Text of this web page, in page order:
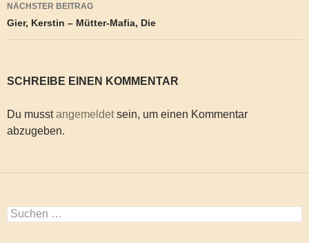
NÄCHSTER BEITRAG
Gier, Kerstin – Mütter-Mafia, Die
SCHREIBE EINEN KOMMENTAR
Du musstangemeldetsein, um einen Kommentar
abzugeben.
Suchen
nach: